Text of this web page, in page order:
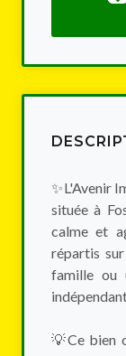
✨L'Avenir
située à
calme et
répartis
famille ou
💡Ce bien